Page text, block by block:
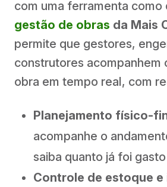
com uma ferramenta como
gestão de obras da Mais
permite que gestores,
construtores acompanhem
obra em tempo real, com
Planejamento físico-
acompanhe o
saiba quanto já foi
Controle de estoque e